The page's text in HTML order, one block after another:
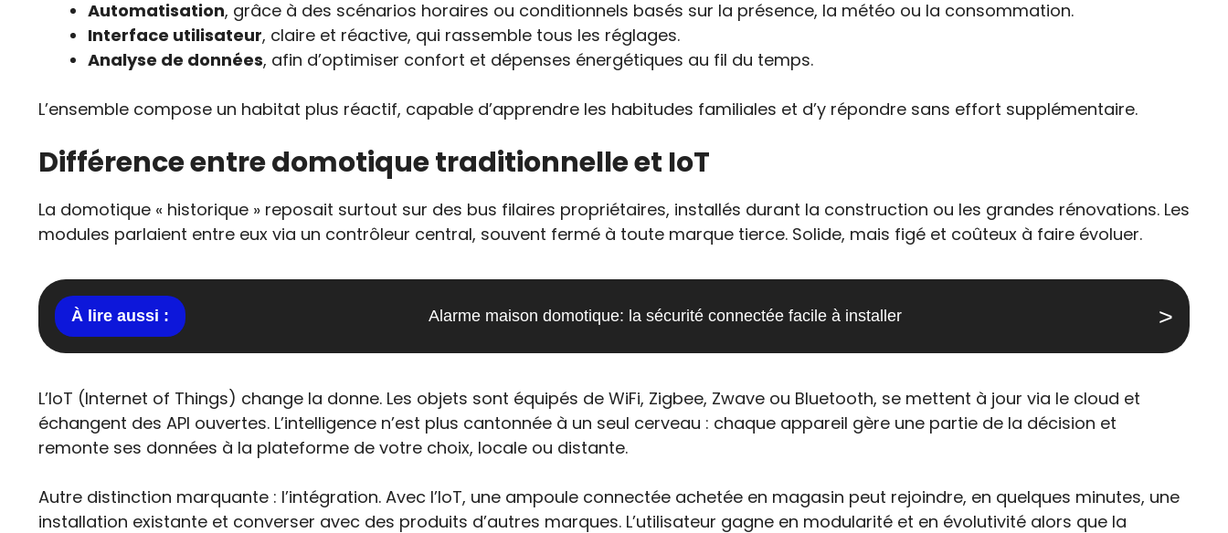
Automatisation, grâce à des scénarios horaires ou conditionnels basés sur la présence, la météo ou la consommation.
Interface utilisateur, claire et réactive, qui rassemble tous les réglages.
Analyse de données, afin d’optimiser confort et dépenses énergétiques au fil du temps.
L’ensemble compose un habitat plus réactif, capable d’apprendre les habitudes familiales et d’y répondre sans effort supplémentaire.
Différence entre domotique traditionnelle et IoT
La domotique « historique » reposait surtout sur des bus filaires propriétaires, installés durant la construction ou les grandes rénovations. Les
modules parlaient entre eux via un contrôleur central, souvent fermé à toute marque tierce. Solide, mais figé et coûteux à faire évoluer.
Alarme maison domotique: la sécurité connectée facile à installer
L’IoT (Internet of Things) change la donne. Les objets sont équipés de WiFi, Zigbee, Zwave ou Bluetooth, se mettent à jour via le cloud et
échangent des API ouvertes. L’intelligence n’est plus cantonnée à un seul cerveau : chaque appareil gère une partie de la décision et
remonte ses données à la plateforme de votre choix, locale ou distante.
Autre distinction marquante : l’intégration. Avec l’IoT, une ampoule connectée achetée en magasin peut rejoindre, en quelques minutes, une
installation existante et converser avec des produits d’autres marques. L’utilisateur gagne en modularité et en évolutivité alors que la